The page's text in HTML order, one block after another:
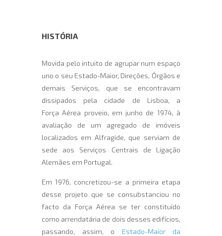
HISTÓRIA
Movida pelo intuito de agrupar num espaço
uno o seu Estado-Maior, Direções, Órgãos e
demais Serviços, que se encontravam
dissipados pela cidade de Lisboa, a
Força Aérea proveio, em junho de 1974, à
avaliação de um agregado de imóveis
localizados em Alfragide, que serviam de
sede aos Serviços Centrais de Ligação
Alemães em Portugal.
Em 1976, concretizou-se a primeira etapa
desse projeto que se consubstanciou no
facto da Força Aérea se ter constituído
como arrendatária de dois desses edifícios,
passando, assim, o Estado-Maior da